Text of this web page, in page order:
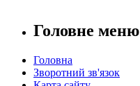
Головне меню
Головна
Зворотний зв'язок